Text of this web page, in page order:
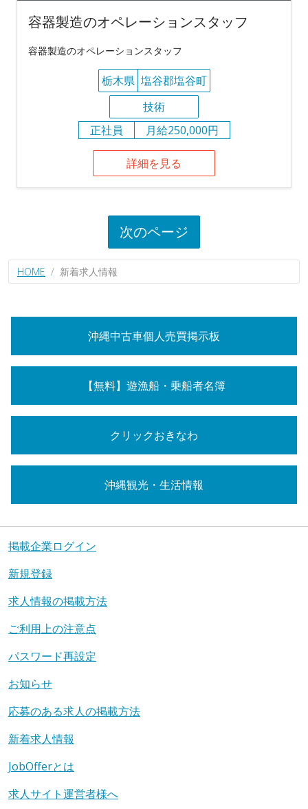
容器製造のオペレーションスタッフ
容器製造のオペレーションスタッフ
栃木県 塩谷郡塩谷町
技術
正社員
月給250,000円
詳細を見る
次のページ
HOME 新着求人情報
沖縄中古車個人売買掲示板
【無料】遊漁船・乗船者名簿
クリックおきなわ
沖縄観光・生活情報
掲載企業ログイン
新規登録
求人情報の掲載方法
ご利用上の注意点
パスワード再設定
お知らせ
応募のある求人の掲載方法
新着求人情報
JobOfferとは
求人サイト運営者様へ